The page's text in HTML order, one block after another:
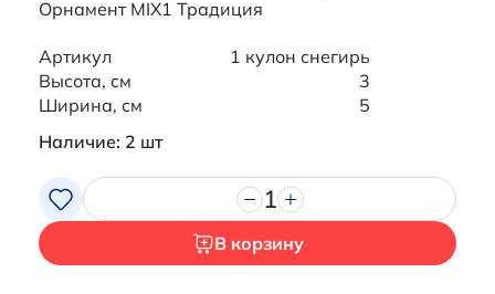
Орнамент MIX1 Традиция
Артикул
1 кулон снегирь
Высота, см
3
Ширина, см
5
Наличие: 2 шт
1
В корзину